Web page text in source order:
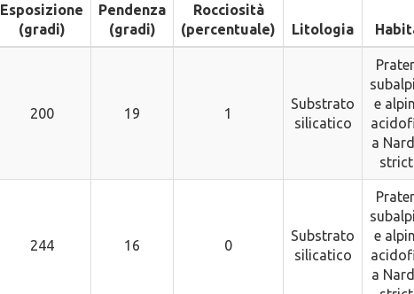
Esposizione
(gradi)
Pendenza
(gradi)
Rocciosità
(percentuale)
Litologia
200 19 1
Substrato
silicatico
e
a
244 16 0
Substrato
silicatico
e
a